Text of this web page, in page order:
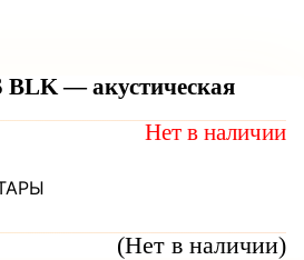
BLK — акустическая
(Нет в наличии)
Нет в наличии